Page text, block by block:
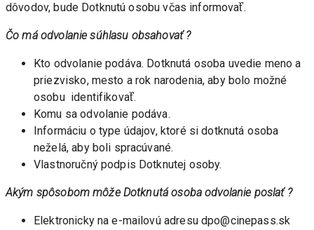
dôvodov, bude Dotknutú osobu včas informovať̌.
Čo má odvolanie súhlasu obsahovať ?
Kto odvolanie podáva. Dotknutá osoba uvedie meno a
priezvisko, mesto a rok narodenia, aby bolo možné
osobu  identifikovať̌.
Komu sa odvolanie podáva.
Informáciu o type údajov, ktoré si dotknutá osoba
neželá, aby boli spracúvané.
Vlastnoručný podpis Dotknutej osoby.
Akým spôsobom môže Dotknutá osoba odvolanie poslať ?
Elektronicky na e-mailovú adresu dpo@cinepass.sk